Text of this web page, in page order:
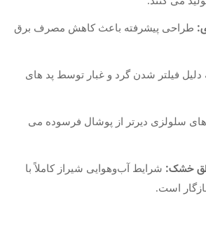
طراحی پیشرفته باعث کاهش مصرف برق
دلیل فیلتر شدن گرد و غبار توسط پد های
های سلولزی دیرتر از پوشال فرسوده می‌
خشک: شرایط آب‌وهوایی شیراز کاملاً با
است.